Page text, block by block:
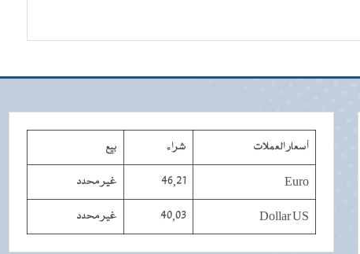
أسعار العملات شراء بيع
Euro
46,21 غير محدد
Dollar US
40,03 غير محدد